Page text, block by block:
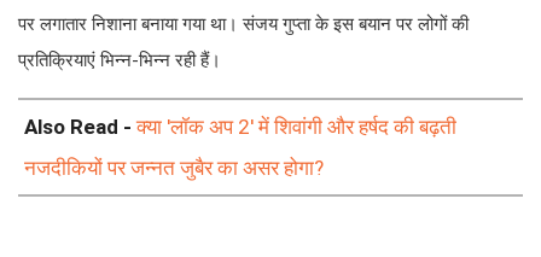
पर लगातार निशाना बनाया गया था। संजय गुप्ता के इस बयान पर लोगों की
प्रतिक्रियाएं भिन्न-भिन्न रही हैं।
Also Read -क्या 'लॉक अप 2' में शिवांगी और हर्षद की बढ़ती
नजदीकियों पर जन्नत जुबैर का असर होगा?